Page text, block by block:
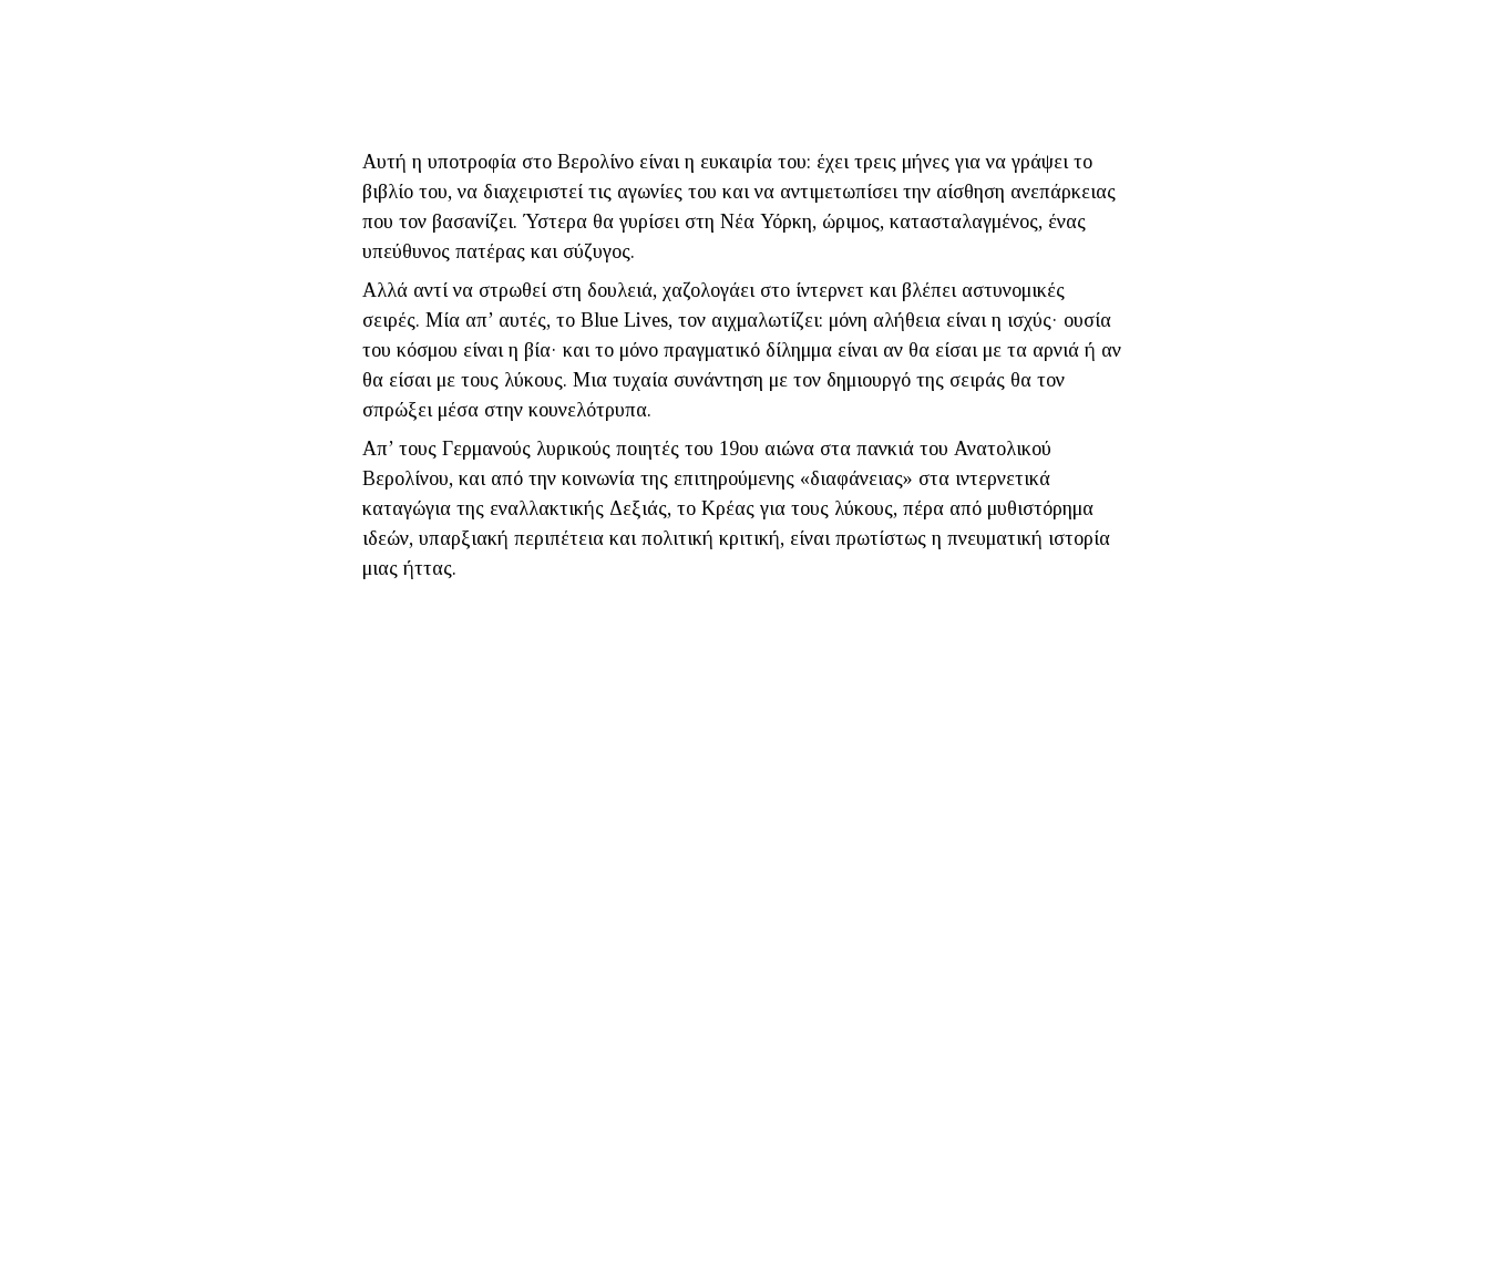
Αυτή η υποτροφία στο Βερολίνο είναι η ευκαιρία του: έχει τρεις μήνες για να γράψει το
βιβλίο του, να διαχειριστεί τις αγωνίες του και να αντιμετωπίσει την αίσθηση ανεπάρκειας
που τον βασανίζει. Ύστερα θα γυρίσει στη Νέα Υόρκη, ώριμος, κατασταλαγμένος, ένας
υπεύθυνος πατέρας και σύζυγος.
Αλλά αντί να στρωθεί στη δουλειά, χαζο­λογάει στο ίντερνετ και βλέπει αστυνομικές
σειρές. Μία απ’ αυτές, το Blue Lives, τον αιχμαλωτίζει: μόνη αλήθεια είναι η ισχύς· ουσία
του κόσμου είναι η βία· και το μόνο πραγματικό δίλημμα είναι αν θα είσαι με τα αρνιά ή αν
θα είσαι με τους λύκους. Μια τυχαία συνάντηση με τον δημιουργό της σειράς θα τον
σπρώξει μέσα στην κουνελότρυπα.
Απ’ τους Γερμανούς λυρικούς ποιητές του 19ου αιώνα στα πανκιά του Ανατολικού
Βερολίνου, και από την κοινωνία της επιτηρούμενης «διαφάνειας» στα ιντερνετικά
καταγώγια της εναλλακτικής Δεξιάς, το Κρέας για τους λύκους, πέρα από μυθιστόρημα
ιδεών, υπαρξιακή περιπέτεια και πολιτική κριτική, είναι πρωτίστως η πνευματική ιστορία
μιας ήττας.